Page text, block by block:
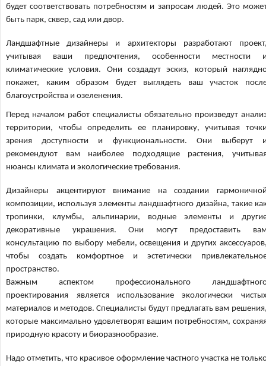
будет соответствовать потребностям и запросам людей. Это
быть парк, сквер, сад или двор.
Ландшафтные дизайнеры и архитекторы разработают
учитывая ваши предпочтения, особенности местности
климатические условия. Они создадут эскиз, который
покажет, каким образом будет выглядеть ваш участок
благоустройства и озеленения.
Перед началом работ специалисты обязательно произведут
территории, чтобы определить ее планировку, учитывая
зрения доступности и функциональности. Они выберут
рекомендуют вам наиболее подходящие растения,
нюансы климата и экологические требования.
Дизайнеры акцентируют внимание на создании
композиции, используя элементы ландшафтного дизайна, такие
тропинки, клумбы, альпинарии, водные элементы и
декоративные украшения. Они могут предоставить
консультацию по выбору мебели, освещения и других
чтобы создать комфортное и эстетически
пространство.
Важным аспектом профессионального
проектирования является использование экологически
материалов и методов. Специалисты будут предлагать вам
которые максимально удовлетворят вашим потребностям,
природную красоту и биоразнообразие.
Надо отметить, что красивое оформление частного участка не